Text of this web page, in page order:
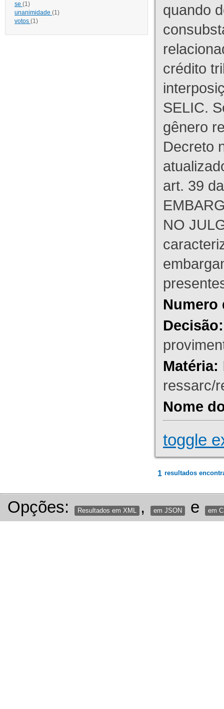
se (1)
unanimidade (1)
votos (1)
quando
crédito
SELIC.
gênero
Decreto
art. 39
NO
Numero
Decisão:
Matéria:
ressarc/
Nome
toggle
1 resultados
Opções: Resultados em XML , em JSON e em